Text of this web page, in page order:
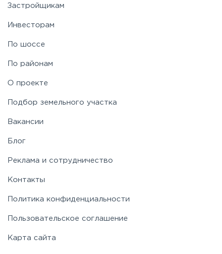
Рогачёвское
Таракановское
Щелковское
Застройщикам
Инвесторам
По шоссе
По районам
О проекте
Подбор земельного участка
Вакансии
Блог
Реклама и сотрудничество
Контакты
Политика конфиденциальности
Пользовательское соглашение
Карта сайта